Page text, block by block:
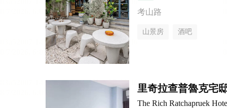
考山路
山景房 酒吧
里奇拉查普魯克宅
The Rich Ratchapruek